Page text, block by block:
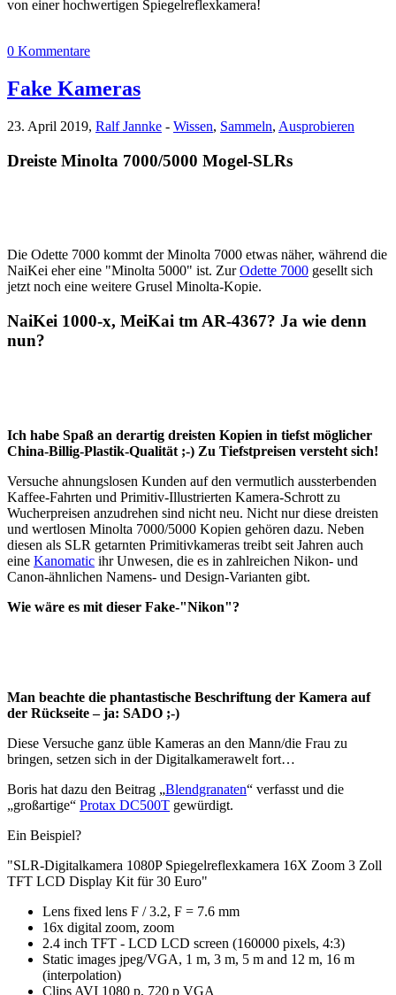
von einer hochwertigen Spiegelreflexkamera!
0 Kommentare
Fake Kameras
23. April 2019, Ralf Jannke - Wissen, Sammeln, Ausprobieren
Dreiste Minolta 7000/5000 Mogel-SLRs
Die Odette 7000 kommt der Minolta 7000 etwas näher, während die
NaiKei eher eine "Minolta 5000" ist. ZurOdette 7000 gesellt sich
jetzt noch eine weitere Grusel Minolta-Kopie.
NaiKei 1000-x, MeiKai tm AR-4367? Ja wie denn
nun?
Ich habe Spaß an derartig dreisten Kopien in tiefst möglicher
China-Billig-Plastik-Qualität ;-) Zu Tiefstpreisen versteht sich!
Versuche ahnungslosen Kunden auf den vermutlich aussterbenden
Kaffee-Fahrten und Primitiv-Illustrierten Kamera-Schrott zu
Wucherpreisen anzudrehen sind nicht neu. Nicht nur diese dreisten
und wertlosen Minolta 7000/5000 Kopien gehören dazu. Neben
diesen als SLR getarnten Primitivkameras treibt seit Jahren auch
eine Kanomatic ihr Unwesen, die es in zahlreichen Nikon- und
Canon-ähnlichen Namens- und Design-Varianten gibt.
Wie wäre es mit dieser Fake-"Nikon"?
Man beachte die phantastische Beschriftung der Kamera auf
der Rückseite – ja: SADO ;-)
Diese Versuche ganz üble Kameras an den Mann/die Frau zu
bringen, setzen sich in der Digitalkamerawelt fort…
Boris hat dazu den Beitrag „Blendgranaten“ verfasst und die
„großartige“ Protax DC500T gewürdigt.
Ein Beispiel?
"SLR-Digitalkamera 1080P Spiegelreflexkamera 16X Zoom 3 Zoll
TFT LCD Display Kit für 30 Euro"
Lens fixed lens F / 3.2, F = 7.6 mm
16x digital zoom, zoom
2.4 inch TFT - LCD LCD screen (160000 pixels, 4:3)
Static images jpeg/VGA, 1 m, 3 m, 5 m and 12 m, 16 m
(interpolation)
Clips AVI 1080 p, 720 p VGA